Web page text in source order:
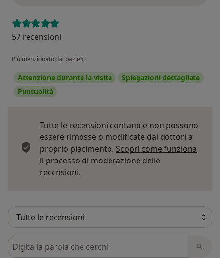
57 recensioni
Più menzionato dai pazienti
Attenzione durante la visita
Spiegazioni dettagliate
Puntualità
Tutte le recensioni contano e non possono
essere rimosse o modificate dai dottori a
proprio piacimento. Scopri come funziona
il processo di moderazione delle
recensioni.
Cerca nelle recensioni